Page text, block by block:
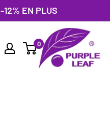
12% EN PLUS
0
PURPLE
LEAF
France